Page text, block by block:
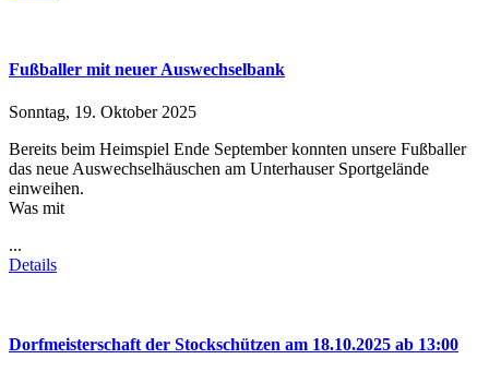
Fußballer mit neuer Auswechselbank
Sonntag, 19. Oktober 2025
Bereits beim Heimspiel Ende September konnten unsere Fußballer
das neue Auswechselhäuschen am Unterhauser Sportgelände
einweihen.
Was mit
...
Details
Dorfmeisterschaft der Stockschützen am 18.10.2025 ab 13:00